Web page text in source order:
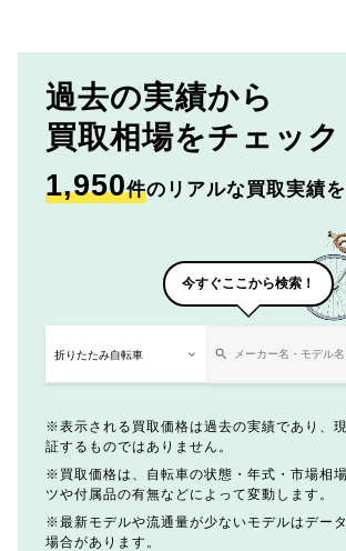
過去の実績から
買取相場をチェック
1,950件のリアルな買取実績を
今すぐここから検索！
表示される買取価格は過去の実績であり、
証するものではありません。
買取価格は、自転車の状態・年式・市場相
ツや付属品の有無などによって変動します。
最新モデルや流通量が少ないモデルはデー
場合があります。